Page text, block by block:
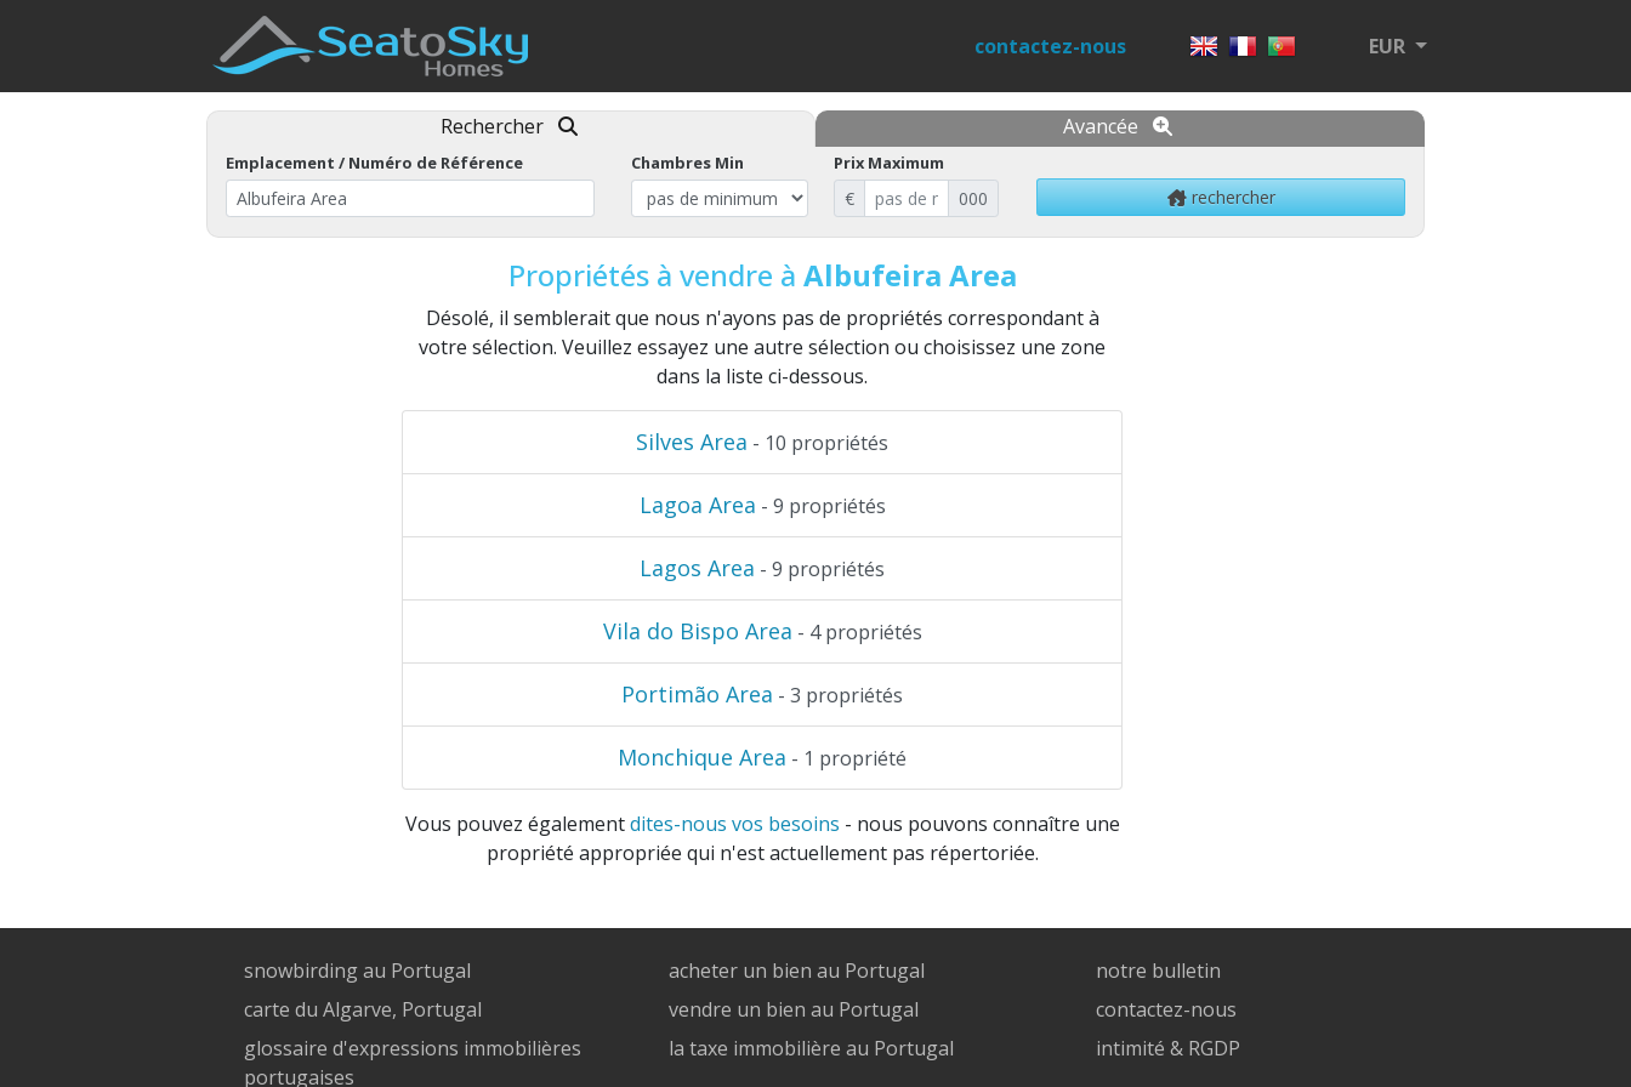
contactez-nous EUR
Rechercher Avancée
Emplacement / Numéro de Référence Chambres Min Prix Maximum
€ 000 rechercher
Propriétés à vendre à Albufeira Area
Désolé, il semblerait que nous n'ayons pas de propriétés correspondant à
votre sélection. Veuillez essayez une autre sélection ou choisissez une zone
dans la liste ci-dessous.
Silves Area - 10 propriétés
Lagoa Area - 9 propriétés
Lagos Area - 9 propriétés
Vila do Bispo Area - 4 propriétés
Portimão Area - 3 propriétés
Monchique Area - 1 propriété
Vous pouvez égalementdites-nous vos besoins - nous pouvons connaître une
propriété appropriée qui n'est actuellement pas répertoriée.
snowbirding au Portugal
carte du Algarve, Portugal
glossaire d'expressions immobilières
portugaises
acheter un bien au Portugal
vendre un bien au Portugal
la taxe immobilière au Portugal
notre bulletin
contactez-nous
intimité & RGDP